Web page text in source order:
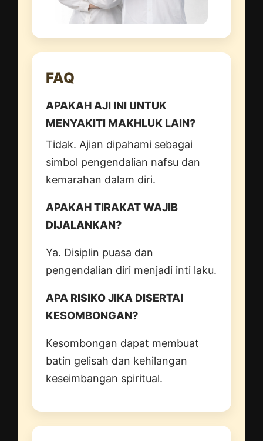
FAQ
APAKAH AJI INI UNTUK
MENYAKITI MAKHLUK LAIN?
Tidak. Ajian dipahami sebagai
simbol pengendalian nafsu dan
kemarahan dalam diri.
APAKAH TIRAKAT WAJIB
DIJALANKAN?
Ya. Disiplin puasa dan
pengendalian diri menjadi inti laku.
APA RISIKO JIKA DISERTAI
KESOMBONGAN?
Kesombongan dapat membuat
batin gelisah dan kehilangan
keseimbangan spiritual.